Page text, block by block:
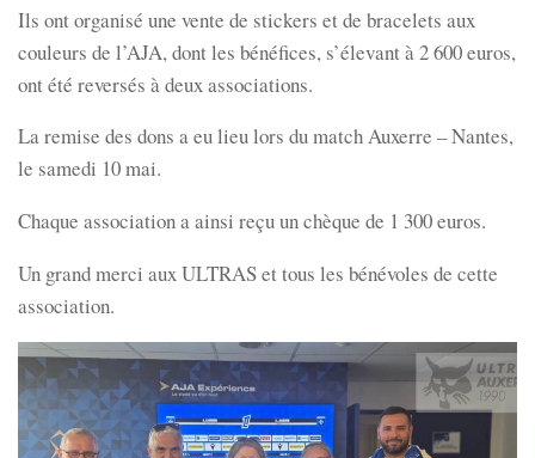
Ils ont organisé une vente de stickers et de bracelets aux
couleurs de l’AJA, dont les bénéfices, s’élevant à 2 600 euros,
ont été reversés à deux associations.
La remise des dons a eu lieu lors du match Auxerre – Nantes,
le samedi 10 mai.
Chaque association a ainsi reçu un chèque de 1 300 euros.
Un grand merci aux ULTRAS et tous les bénévoles de cette
association.